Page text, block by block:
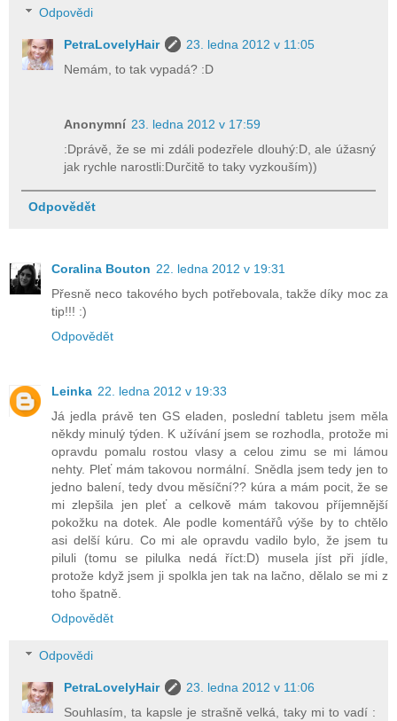
Odpovědi
PetraLovelyHair
23. ledna 2012 v 11:05
Nemám, to tak vypadá? :D
Anonymní 23. ledna 2012 v 17:59
:Dprávě, že se mi zdáli podezřele dlouhý:D, ale úžasný
jak rychle narostli:Durčitě to taky vyzkouším))
Odpovědět
Coralina Bouton 22. ledna 2012 v 19:31
Přesně neco takového bych potřebovala, takže díky moc za
tip!!! :)
Odpovědět
Leinka 22. ledna 2012 v 19:33
Já jedla právě ten GS eladen, poslední tabletu jsem měla
někdy minulý týden. K užívání jsem se rozhodla, protože mi
opravdu pomalu rostou vlasy a celou zimu se mi lámou
nehty. Pleť mám takovou normální. Snědla jsem tedy jen to
jedno balení, tedy dvou měsíční?? kúra a mám pocit, že se
mi zlepšila jen pleť a celkově mám takovou příjemnější
pokožku na dotek. Ale podle komentářů výše by to chtělo
asi delší kúru. Co mi ale opravdu vadilo bylo, že jsem tu
piluli (tomu se pilulka nedá říct:D) musela jíst při jídle,
protože když jsem ji spolkla jen tak na lačno, dělalo se mi z
toho špatně.
Odpovědět
Odpovědi
PetraLovelyHair
23. ledna 2012 v 11:06
Souhlasím, ta kapsle je strašně velká, taky mi to vadí :